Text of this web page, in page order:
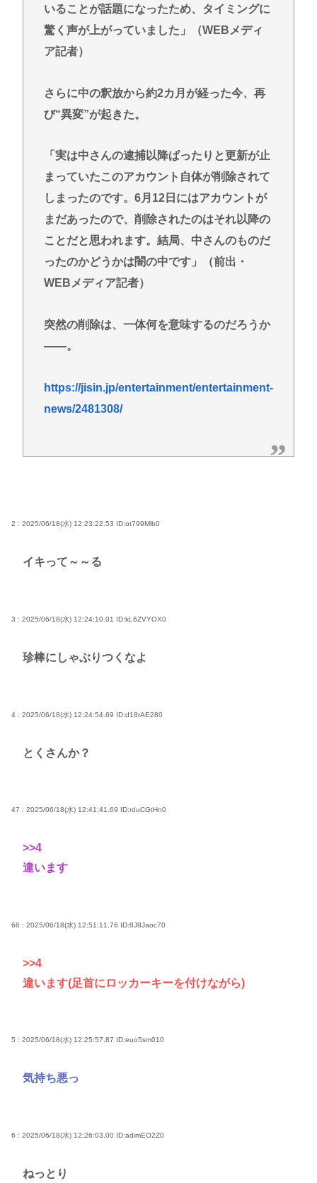
いることが話題になったため、タイミングに
驚く声が上がっていました」（WEBメディ
ア記者）
さらに中の釈放から約2カ月が経った今、再
び“異変”が起きた。
「実は中さんの逮捕以降ぱったりと更新が止
まっていたこのアカウント自体が削除されて
しまったのです。6月12日にはアカウントが
まだあったので、削除されたのはそれ以降の
ことだと思われます。結局、中さんのものだ
ったのかどうかは闇の中です」（前出・
WEBメディア記者）
突然の削除は、一体何を意味するのだろうか
――。
https://jisin.jp/entertainment/entertainment-
news/2481308/
2 : 2025/06/18(水) 12:23:22.53 ID:ot799Mlb0
イキって～～る
3 : 2025/06/18(水) 12:24:10.01 ID:kL6ZVYOX0
珍棒にしゃぶりつくなよ
4 : 2025/06/18(水) 12:24:54.69 ID:d18rAE280
とくさんか？
47 : 2025/06/18(水) 12:41:41.69 ID:rduCGtHn0
>>4
違います
66 : 2025/06/18(水) 12:51:11.76 ID:8J8Jaoc70
>>4
違います(足首にロッカーキーを付けながら)
5 : 2025/06/18(水) 12:25:57.87 ID:euo5sm010
気持ち悪っ
6 : 2025/06/18(水) 12:26:03.00 ID:adimEO2Z0
ねっとり